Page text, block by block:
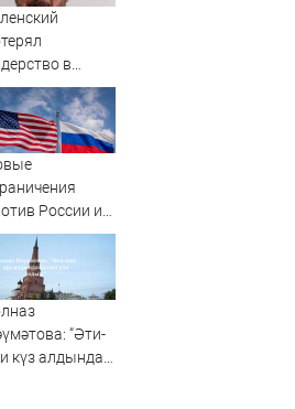
в
доверия
Украине
России и
прошли
в
США
“Әти-
күз алдында